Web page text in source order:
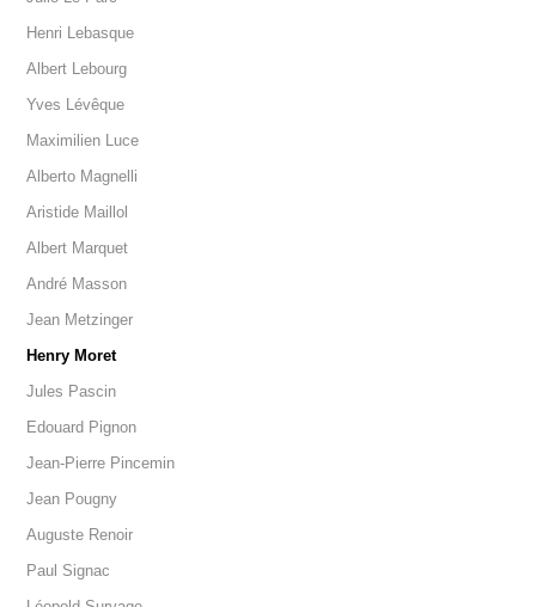
Henri Lebasque
Albert Lebourg
Yves Lévêque
Maximilien Luce
Alberto Magnelli
Aristide Maillol
Albert Marquet
André Masson
Jean Metzinger
Henry Moret
Jules Pascin
Edouard Pignon
Jean-Pierre Pincemin
Jean Pougny
Auguste Renoir
Paul Signac